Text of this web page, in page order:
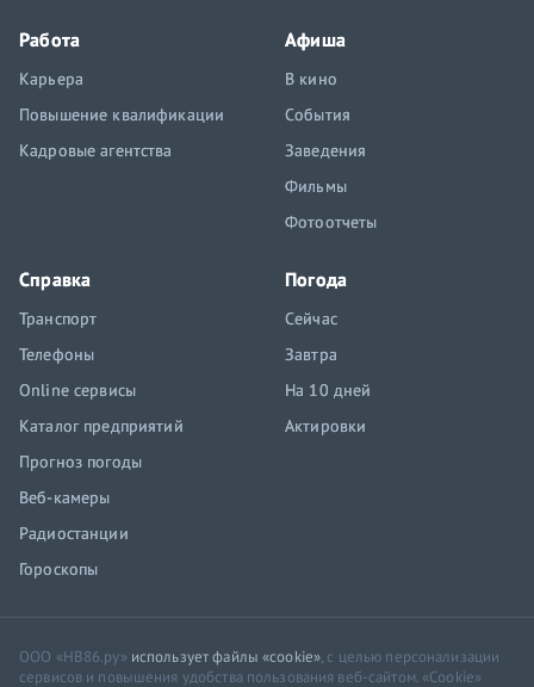
Работа
Карьера
Повышение квалификации
Кадровые агентства
Афиша
В кино
События
Заведения
Фильмы
Фотоотчеты
Справка
Транспорт
Телефоны
Online сервисы
Каталог предприятий
Прогноз погоды
Веб-камеры
Радиостанции
Гороскопы
Погода
Сейчас
Завтра
На 10 дней
Актировки
ООО «НВ86.ру» использует файлы «cookie», с целью персонализации
сервисов и повышения удобства пользования веб-сайтом. «Cookie»